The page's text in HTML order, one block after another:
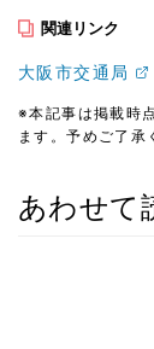
関連リンク
大阪市交通局
※本記事は掲載時
ます。予めご了承
あわせて